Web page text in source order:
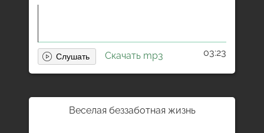
Скачать mp3 03:23
Веселая беззаботная жизнь